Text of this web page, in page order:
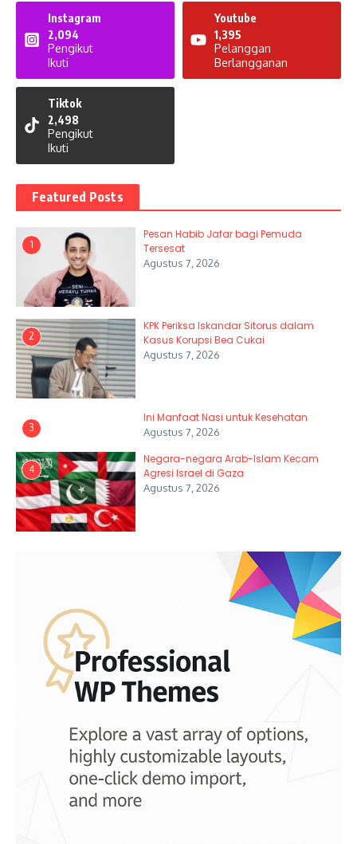
Instagram
2,094
Pengikut
Ikuti
Youtube
1,395
Pelanggan
Berlangganan
Tiktok
2,498
Pengikut
Ikuti
Featured Posts
1
Pesan Habib Jafar bagi Pemuda
Tersesat
Agustus 7, 2026
2
KPK Periksa Iskandar Sitorus dalam
Kasus Korupsi Bea Cukai
Agustus 7, 2026
3
Ini Manfaat Nasi untuk Kesehatan
Agustus 7, 2026
4
Negara-negara Arab-Islam Kecam
Agresi Israel di Gaza
Agustus 7, 2026